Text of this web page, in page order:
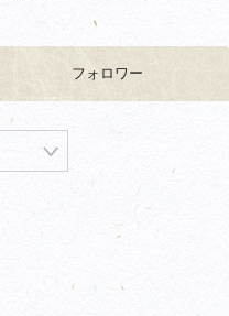
フォロワー